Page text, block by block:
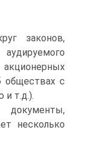
законов,
обществах с
и т.д.).
несколько